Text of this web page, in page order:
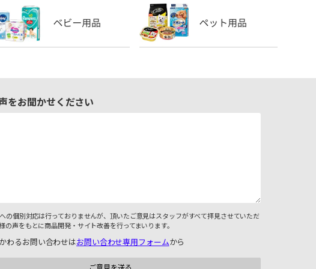
をお聞かせください
の個別対応は行っておりませんが、頂いたご意見はスタッフがすべて拝見させていただ
の声をもとに商品開発・サイト改善を行ってまいります。
わるお問い合わせはお問い合わせ専用フォームから